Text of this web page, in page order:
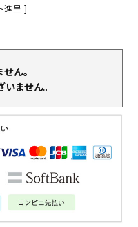
進呈 ]
ん。
ません。